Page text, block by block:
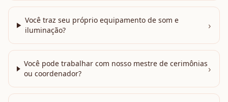
Você traz seu próprio equipamento de som e
iluminação?
›
Você pode trabalhar com nosso mestre de cerimônias
ou coordenador?
›